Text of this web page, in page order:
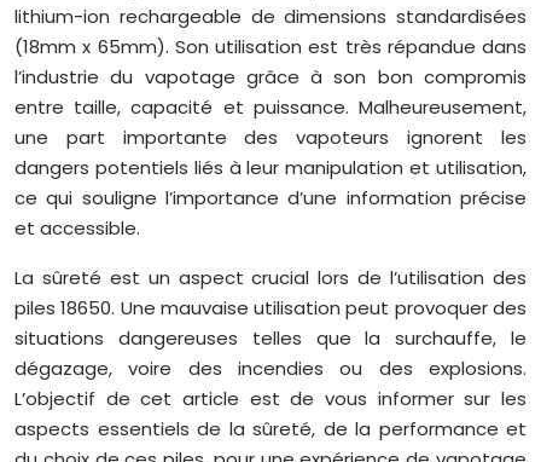
lithium-ion rechargeable de dimensions standardisées
(18mm x 65mm). Son utilisation est très répandue dans
l’industrie du vapotage grâce à son bon compromis
entre taille, capacité et puissance. Malheureusement,
une part importante des vapoteurs ignorent les
dangers potentiels liés à leur manipulation et utilisation,
ce qui souligne l’importance d’une information précise
et accessible.
La sûreté est un aspect crucial lors de l’utilisation des
piles 18650. Une mauvaise utilisation peut provoquer des
situations dangereuses telles que la surchauffe, le
dégazage, voire des incendies ou des explosions.
L’objectif de cet article est de vous informer sur les
aspects essentiels de la sûreté, de la performance et